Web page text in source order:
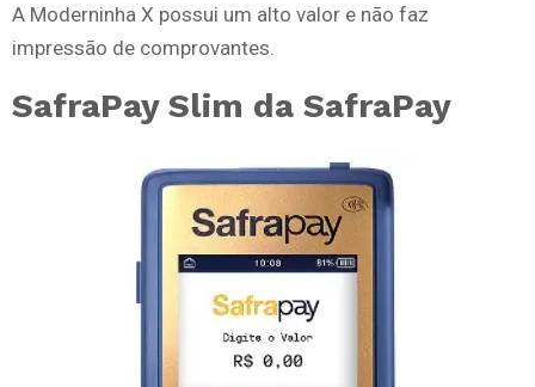
A Moderninha X possui um alto valor e não faz
impressão de comprovantes.
SafraPay Slim da SafraPay